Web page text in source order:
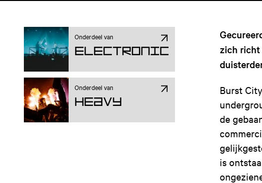
Onderdeel van
Electronic
Onderdeel van
Heavy
zich richt
Burst
de
is